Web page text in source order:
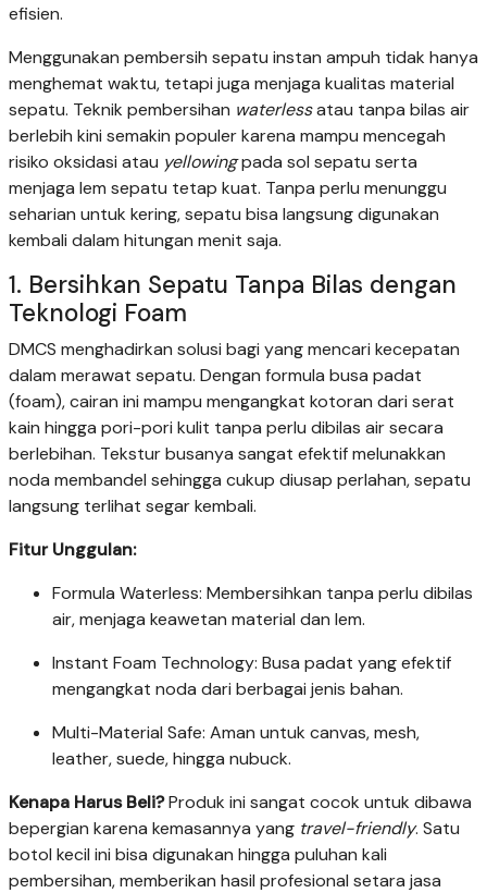
efisien.
Menggunakan pembersih sepatu instan ampuh tidak hanya
menghemat waktu, tetapi juga menjaga kualitas material
sepatu. Teknik pembersihan waterlessatau tanpa bilas air
berlebih kini semakin populer karena mampu mencegah
risiko oksidasi atau yellowingpada sol sepatu serta
menjaga lem sepatu tetap kuat. Tanpa perlu menunggu
seharian untuk kering, sepatu bisa langsung digunakan
kembali dalam hitungan menit saja.
1. Bersihkan Sepatu Tanpa Bilas dengan
Teknologi Foam
DMCS menghadirkan solusi bagi yang mencari kecepatan
dalam merawat sepatu. Dengan formula busa padat
(foam), cairan ini mampu mengangkat kotoran dari serat
kain hingga pori-pori kulit tanpa perlu dibilas air secara
berlebihan. Tekstur busanya sangat efektif melunakkan
noda membandel sehingga cukup diusap perlahan, sepatu
langsung terlihat segar kembali.
Fitur Unggulan:
Formula Waterless: Membersihkan tanpa perlu dibilas
air, menjaga keawetan material dan lem.
Instant Foam Technology: Busa padat yang efektif
mengangkat noda dari berbagai jenis bahan.
Multi-Material Safe: Aman untuk canvas, mesh,
leather, suede, hingga nubuck.
Kenapa Harus Beli?Produk ini sangat cocok untuk dibawa
bepergian karena kemasannya yang travel-friendly. Satu
botol kecil ini bisa digunakan hingga puluhan kali
pembersihan, memberikan hasil profesional setara jasa